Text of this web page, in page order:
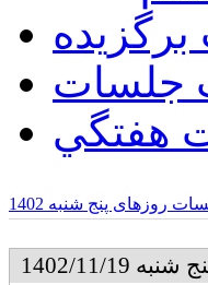
برگزیده
جلسات
هفتگي
روزهای پنج شنبه 1402
1402/11/19